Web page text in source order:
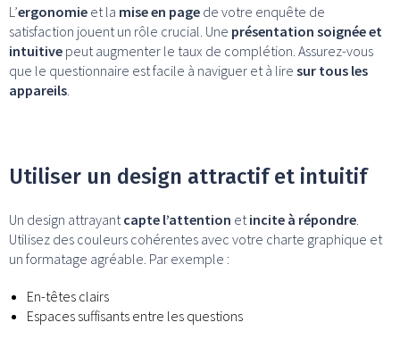
L’ergonomie et la mise en page de votre enquête de
satisfaction jouent un rôle crucial. Une présentation soignée et
intuitive peut augmenter le taux de complétion. Assurez-vous
que le questionnaire est facile à naviguer et à lire sur tous les
appareils.
Utiliser un design attractif et intuitif
Un design attrayantcapte l’attention etincite à répondre.
Utilisez des couleurs cohérentes avec votre charte graphique et
un formatage agréable. Par exemple :
En-têtes clairs
Espaces suffisants entre les questions